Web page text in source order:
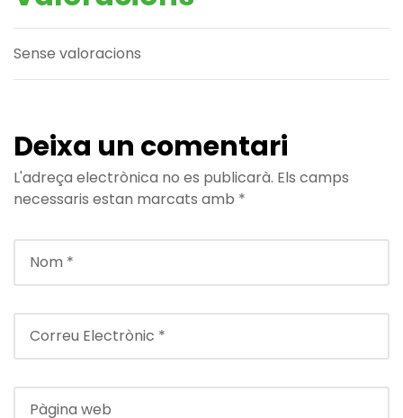
Sense valoracions
Deixa un comentari
L'adreça electrònica no es publicarà. Els camps
necessaris estan marcats amb *